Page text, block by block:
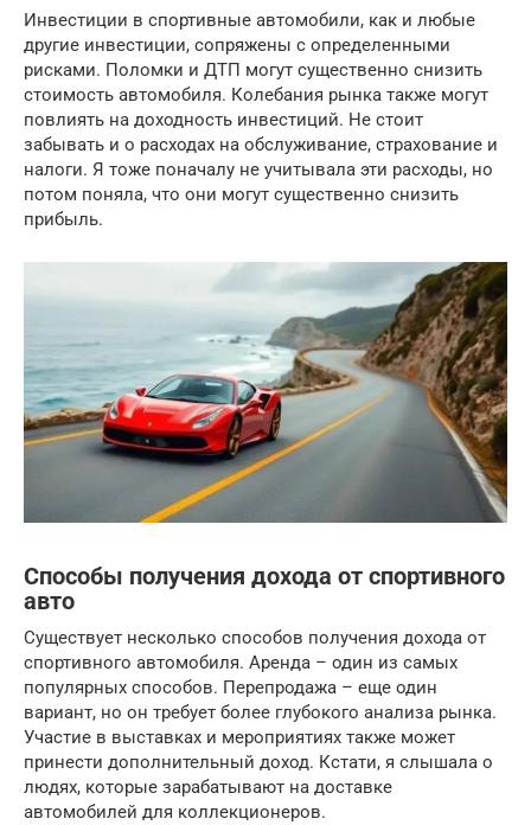
Инвестиции в спортивные автомобили, как и любые
другие инвестиции, сопряжены с определенными
рисками. Поломки и ДТП могут существенно снизить
стоимость автомобиля. Колебания рынка также могут
повлиять на доходность инвестиций. Не стоит
забывать и о расходах на обслуживание, страхование и
налоги. Я тоже поначалу не учитывала эти расходы, но
потом поняла, что они могут существенно снизить
прибыль.
Способы получения дохода от спортивного
авто
Существует несколько способов получения дохода от
спортивного автомобиля. Аренда – один из самых
популярных способов. Перепродажа – еще один
вариант, но он требует более глубокого анализа рынка.
Участие в выставках и мероприятиях также может
принести дополнительный доход. Кстати, я слышала о
людях, которые зарабатывают на доставке
автомобилей для коллекционеров.